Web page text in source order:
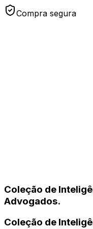
Compra segura
Coleção de
Advogados.
Coleção de